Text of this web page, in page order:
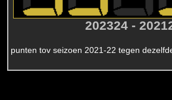
202324 -
punten tov seizoen 2021-22 tegen